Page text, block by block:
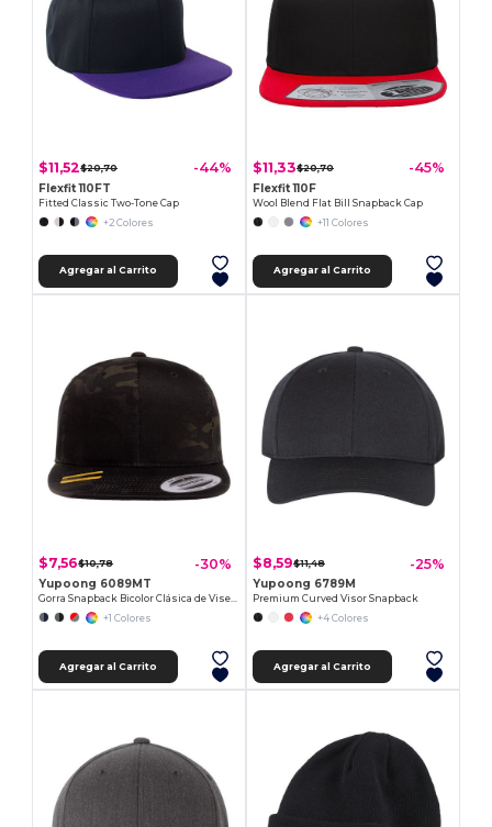
$11,52$20,70 -44%
Flexfit 110FT
Fitted Classic Two-Tone Cap
+2 Colores
Agregar al Carrito
$11,33$20,70 -45%
Flexfit 110F
Wool Blend Flat Bill Snapback Cap
+11 Colores
Agregar al Carrito
$7,56$10,78 -30%
Yupoong 6089MT
Gorra Snapback Bicolor Clásica de Visera Plana
+1 Colores
Agregar al Carrito
$8,59$11,48 -25%
Yupoong 6789M
Premium Curved Visor Snapback
+4 Colores
Agregar al Carrito